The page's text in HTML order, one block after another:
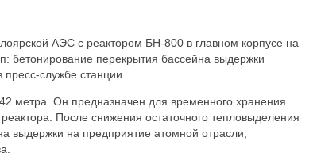
АЭС с реактором БН-800 в главном корпусе на
бетонирование перекрытия бассейна выдержки
службе станции.
метра. Он предназначен для временного хранения
После снижения остаточного тепловыделения
выдержки на предприятие атомной отрасли,